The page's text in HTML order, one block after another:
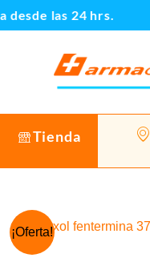
al
las 24 hrs.
Tienda
¡Oferta!